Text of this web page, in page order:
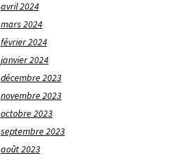
avril 2024
mars 2024
février 2024
janvier 2024
décembre 2023
novembre 2023
octobre 2023
septembre 2023
août 2023